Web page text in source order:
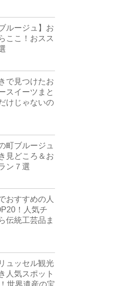
ルージュ】お
ここ！おスス
で見つけたお
スイーツまと
けじゃないの
町ブルージュ
見どころ＆お
ン７選
おすすめの人
！人気チ
伝統工芸品ま
ュッセル観光
人気スポット
世界遺産の宝